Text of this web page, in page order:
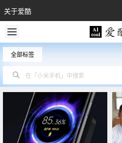
关于爱酷
全部标签